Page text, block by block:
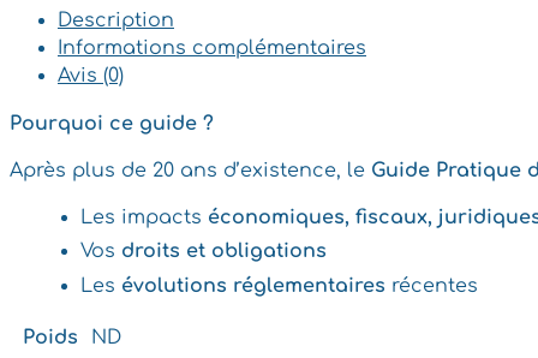
Guide
pratique
2025
Description
Informations complémentaires
Avis (0)
Pourquoi ce guide ?
Après plus de 20 ans d’existence, le Guide Pratique
Les impacts économiques, fiscaux,
Vos droits et obligations
Les évolutions réglementaires récentes
Poids
ND